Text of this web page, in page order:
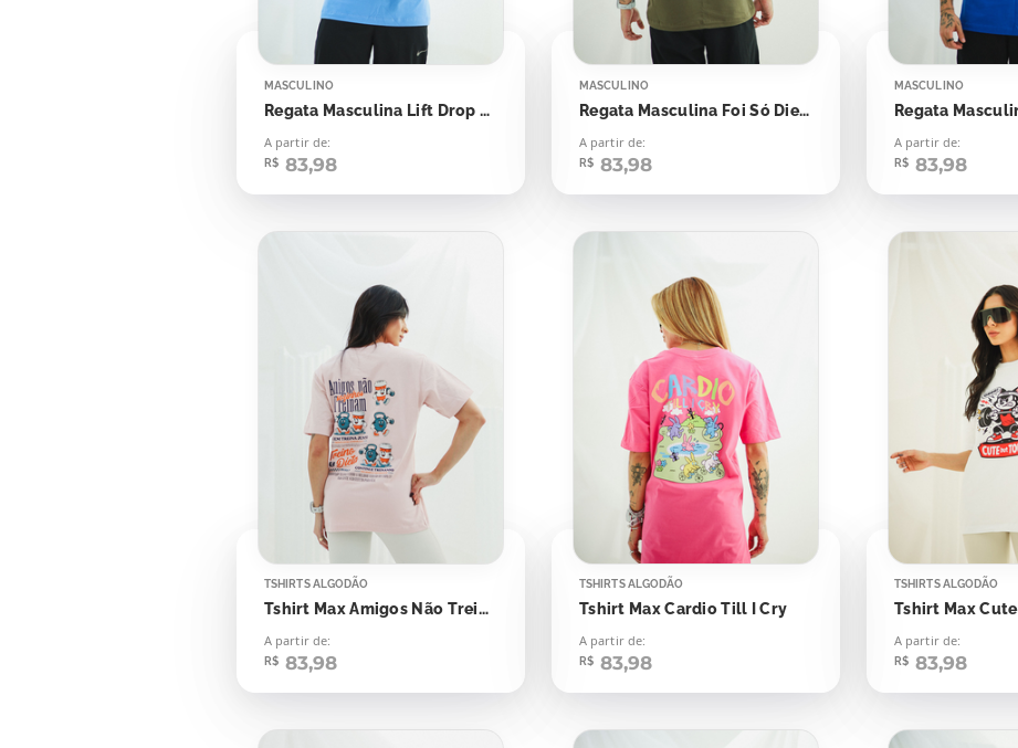
MASCULINO
Regata Masculina Lift Drop Repeat
A partir de:
R$ 83,98
MASCULINO
Regata Masculina Foi Só Dieta
A partir de:
R$ 83,98
MASCULINO
A partir de:
R$ 83,98
TSHIRTS ALGODÃO
Tshirt Max Amigos Não Treinam Sozinhos
A partir de:
R$ 83,98
TSHIRTS ALGODÃO
Tshirt Max Cardio Till I Cry
A partir de:
R$ 83,98
TSHIRTS ALGODÃO
Tshirt Max
A partir de:
R$ 83,98